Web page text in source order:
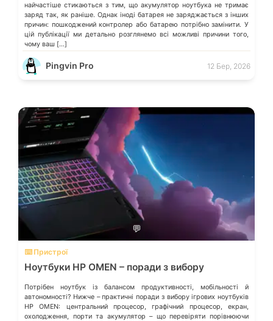
найчастіше стикаються з тим, що акумулятор ноутбука не тримає
заряд так, як раніше. Однак іноді батарея не заряджається з інших
причин: пошкоджений контролер або батарею потрібно замінити. У
цій публікації ми детально розглянемо всі можливі причини того,
чому ваш […]
Pingvin Pro 12 Бер, 2026
💬
⌨️ Пристрої
Ноутбуки HP OMEN – поради з вибору
Потрібен ноутбук із балансом продуктивності, мобільності й
автономності? Нижче – практичні поради з вибору ігрових ноутбуків
HP OMEN: центральний процесор, графічний процесор, екран,
охолодження, порти та акумулятор – що перевіряти порівнюючи